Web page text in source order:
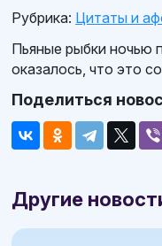
Рубрика: Цитаты и
Пьяные рыбки ночью
оказалось, что это
Поделиться
Другие